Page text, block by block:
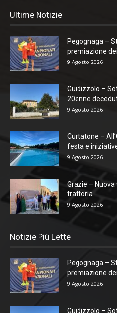
Ultime Notizie
Pegognaga –
premiazione dei
9 Agosto 2026
Guidizzolo –
20enne
9 Agosto 2026
Curtatone –
festa e iniziative
9 Agosto 2026
Grazie –
trattoria
9 Agosto 2026
Notizie Più Lette
Pegognaga –
premiazione dei
9 Agosto 2026
Guidizzolo –